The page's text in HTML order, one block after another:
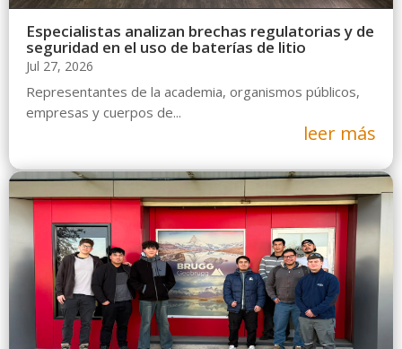
Especialistas analizan brechas regulatorias y de
seguridad en el uso de baterías de litio
Jul 27, 2026
Representantes de la academia, organismos públicos,
empresas y cuerpos de...
leer más